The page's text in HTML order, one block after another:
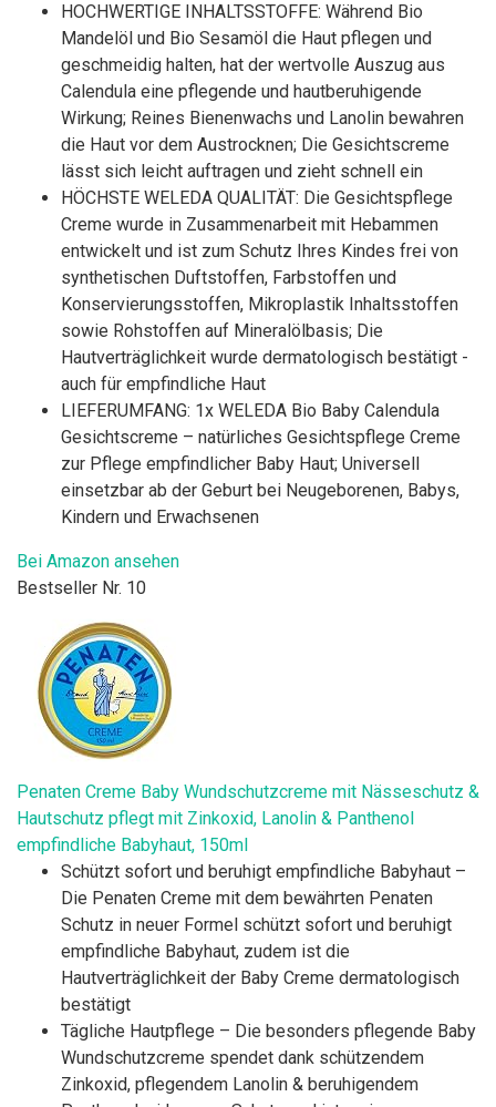
HOCHWERTIGE INHALTSSTOFFE: Während Bio
Mandelöl und Bio Sesamöl die Haut pflegen und
geschmeidig halten, hat der wertvolle Auszug aus
Calendula eine pflegende und hautberuhigende
Wirkung; Reines Bienenwachs und Lanolin bewahren
die Haut vor dem Austrocknen; Die Gesichtscreme
lässt sich leicht auftragen und zieht schnell ein
HÖCHSTE WELEDA QUALITÄT: Die Gesichtspflege
Creme wurde in Zusammenarbeit mit Hebammen
entwickelt und ist zum Schutz Ihres Kindes frei von
synthetischen Duftstoffen, Farbstoffen und
Konservierungsstoffen, Mikroplastik Inhaltsstoffen
sowie Rohstoffen auf Mineralölbasis; Die
Hautverträglichkeit wurde dermatologisch bestätigt -
auch für empfindliche Haut
LIEFERUMFANG: 1x WELEDA Bio Baby Calendula
Gesichtscreme – natürliches Gesichtspflege Creme
zur Pflege empfindlicher Baby Haut; Universell
einsetzbar ab der Geburt bei Neugeborenen, Babys,
Kindern und Erwachsenen
Bei Amazon ansehen
Bestseller Nr. 10
Penaten Creme Baby Wundschutzcreme mit Nässeschutz &
Hautschutz pflegt mit Zinkoxid, Lanolin & Panthenol
empfindliche Babyhaut, 150ml
Schützt sofort und beruhigt empfindliche Babyhaut –
Die Penaten Creme mit dem bewährten Penaten
Schutz in neuer Formel schützt sofort und beruhigt
empfindliche Babyhaut, zudem ist die
Hautverträglichkeit der Baby Creme dermatologisch
bestätigt
Tägliche Hautpflege – Die besonders pflegende Baby
Wundschutzcreme spendet dank schützendem
Zinkoxid, pflegendem Lanolin & beruhigendem